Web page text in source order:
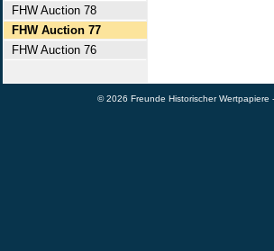
FHW Auction 78
FHW Auction 77
FHW Auction 76
© 2026 Freunde Historischer Wertpapiere